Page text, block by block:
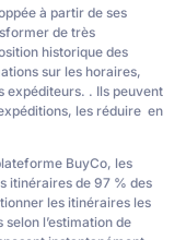
à partir de ses
de très
historique des
sur les horaires,
expéditeurs. . Ils peuvent
les réduire en
BuyCo, les
itinéraires de 97 % des
les itinéraires les
l’estimation de